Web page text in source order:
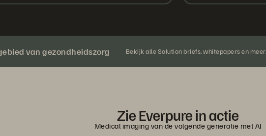
van gezondheidszorg Bekijk alle Solution briefs, whitepapers en meer.
Zie Everpure in actie
Medical imaging van de volgende generatie met AI